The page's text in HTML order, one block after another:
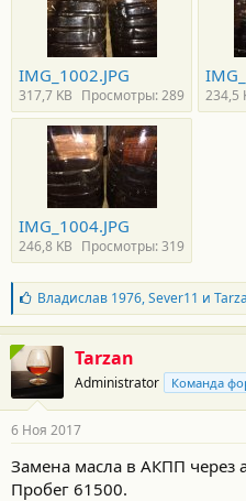
IMG_1002.JPG
317,7 KB Просмотры: 289 234,5
IMG_1004.JPG
246,8 KB Просмотры: 319
Б
л
а
г
о
д
а
н
с
т
Владислав 1976,Sever11 и
Tarzan
Administrator Команда
6 Ноя 2017
Замена масла в АКПП через
Пробег 61500.